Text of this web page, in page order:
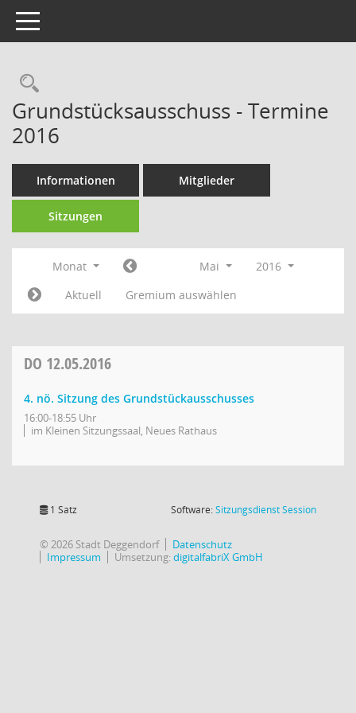
Toggle navigation
Rechercheauswahl
Grundstücksausschuss - Termine
2016
Informationen Mitglieder
Sitzungen
Monat Mai
2016
Aktuell
Gremium auswählen
DO 12.05.2016
4. nö. Sitzung des Grundstückausschusses
16:00-18:55 Uhr
im Kleinen Sitzungssaal, Neues Rathaus
1 Satz Software:SitzungsdienstSession(Wird in
© 2026 Stadt Deggendorf
Datenschutz
Impressum
Umsetzung:digitalfabriX GmbH